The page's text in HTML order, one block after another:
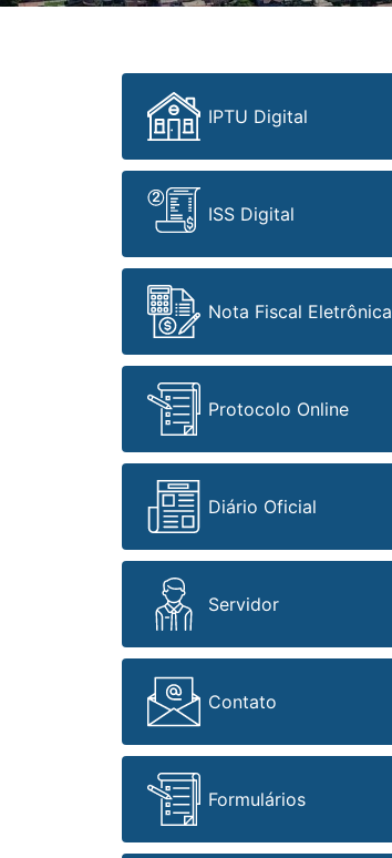
IPTU Digital
ISS Digital
Nota Fiscal Eletrônica
Protocolo Online
Diário Oficial
Servidor
Contato
Formulários